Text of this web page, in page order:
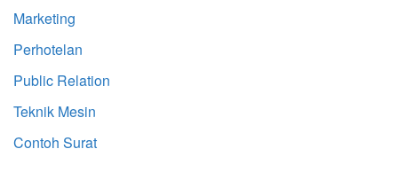
Marketing
Perhotelan
Public Relation
Teknik Mesin
Contoh Surat